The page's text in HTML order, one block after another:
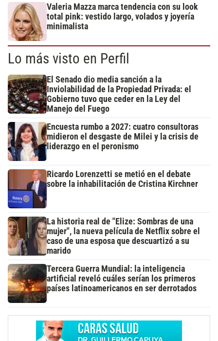
Valeria Mazza marca tendencia con su look
total pink: vestido largo, volados y joyería
minimalista
Lo más visto en Perfil
El Senado dio media sanción a la
Inviolabilidad de la Propiedad Privada: el
Gobierno tuvo que ceder en la Ley del
Manejo del Fuego
Encuesta rumbo a 2027: cuatro consultoras
midieron el desgaste de Milei y la crisis de
liderazgo en el peronismo
Ricardo Lorenzetti se metió en el debate
sobre la inhabilitación de Cristina Kirchner
La historia real de "Elize: Sombras de una
mujer", la nueva película de Netflix sobre el
caso de una esposa que descuartizó a su
marido
Tercera Guerra Mundial: la inteligencia
artificial reveló cuáles serían los primeros
países latinoamericanos en ser derrotados